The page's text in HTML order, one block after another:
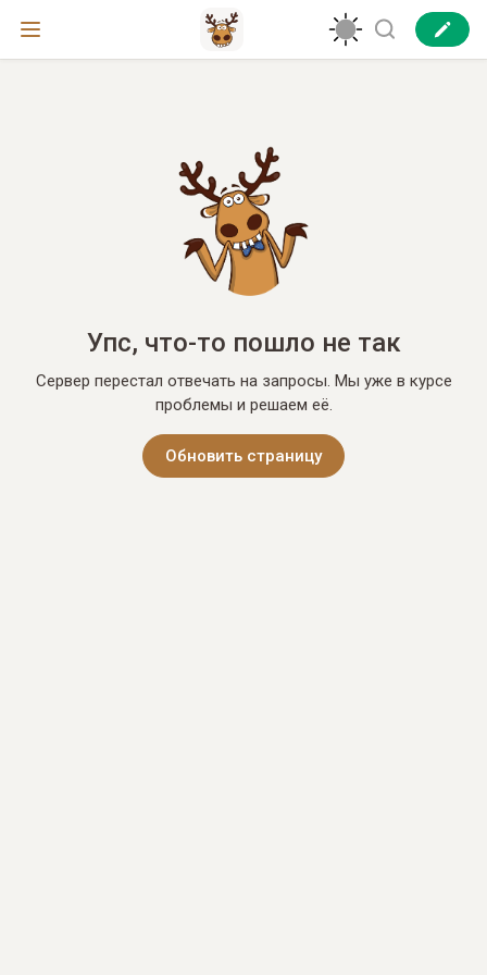
Упс, что-то пошло не так
Сервер перестал отвечать на запросы. Мы уже в курсе
проблемы и решаем её.
Обновить страницу